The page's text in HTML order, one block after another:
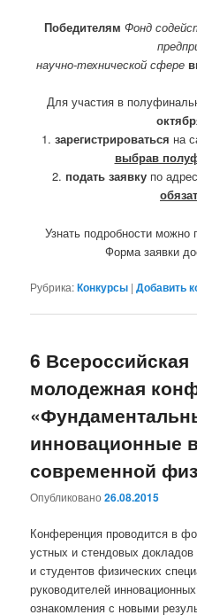
Победителям Фонд
научно-технической сфере
Для участия в
1. зарегистрироваться на
выбрав
2. подать заявку по
Узнать подробности можно
Форма заявки
Рубрика:Конкурсы |Добавить
6 Всероссийская
молодежная
инновационные
современной
Опубликовано26.08.2015
Конференция проводится в
устных и стендовых
и студентов физических
руководителей
ознакомления с новыми